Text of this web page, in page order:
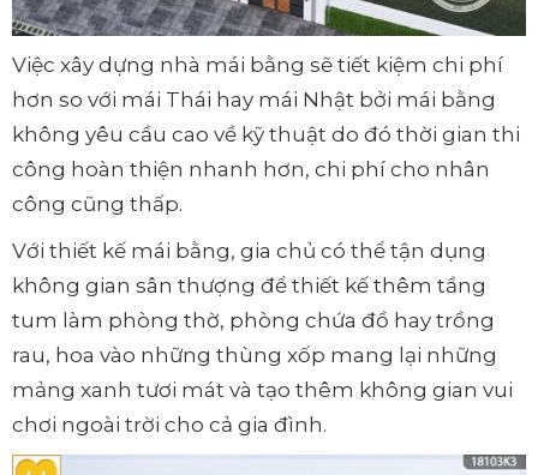
Việc xây dựng nhà mái bằng sẽ tiết kiệm chi phí
hơn so với mái Thái hay mái Nhật bởi mái bằng
không yêu cầu cao về kỹ thuật do đó thời gian thi
công hoàn thiện nhanh hơn, chi phí cho nhân
công cũng thấp.
Với thiết kế mái bằng, gia chủ có thể tận dụng
không gian sân thượng để thiết kế thêm tầng
tum làm phòng thờ, phòng chứa đồ hay trồng
rau, hoa vào những thùng xốp mang lại những
mảng xanh tươi mát và tạo thêm không gian vui
chơi ngoài trời cho cả gia đình.